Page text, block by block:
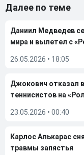
Далее по теме
Даниил Медведев
мира и вылетел с
26.05.2026 • 18:05
Джокович отказал
теннисистов на
23.05.2026 • 00:40
Карлос Алькарас
травмы запястья